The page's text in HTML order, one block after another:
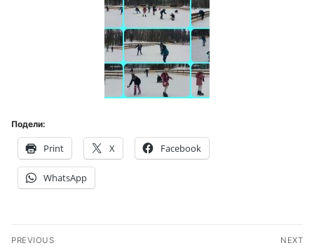
Подели:
Print X Facebook
WhatsApp
Кретање
PREVIOUS NEXT